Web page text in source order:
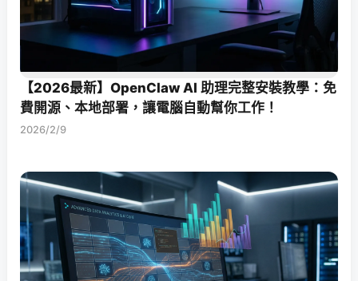
【2026最新】OpenClaw AI 助理完整安裝教學：免
費開源、本地部署，讓電腦自動幫你工作！
2026/2/9